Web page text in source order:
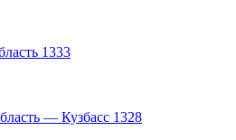
1333
— Кузбасс 1328